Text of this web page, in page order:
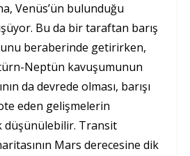
Venüs’ün bulunduğu
Bu da bir taraftan barış
beraberinde getirirken,
Neptün kavuşumunun
da devrede olması, barışı
eden gelişmelerin
düşünülebilir. Transit
Mars derecesine dik